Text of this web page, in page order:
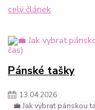
celý článek
Pánské tašky
13.04.2026
💼 Jak vybrat pánskou